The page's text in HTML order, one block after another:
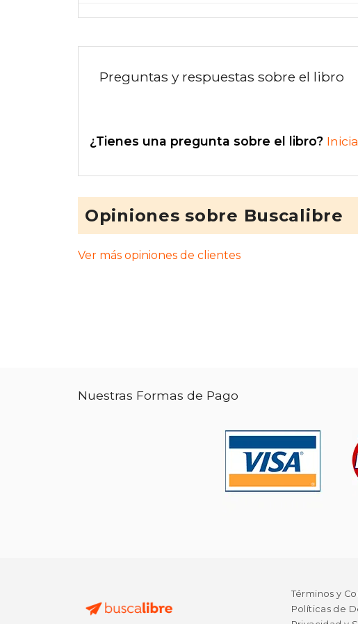
Preguntas y respuestas sobre el libro
¿Tienes una pregunta sobre el libro?
Opiniones sobre Buscalibre
Ver más opiniones de clientes
Nuestras Formas de Pago
Términos y
Políticas de